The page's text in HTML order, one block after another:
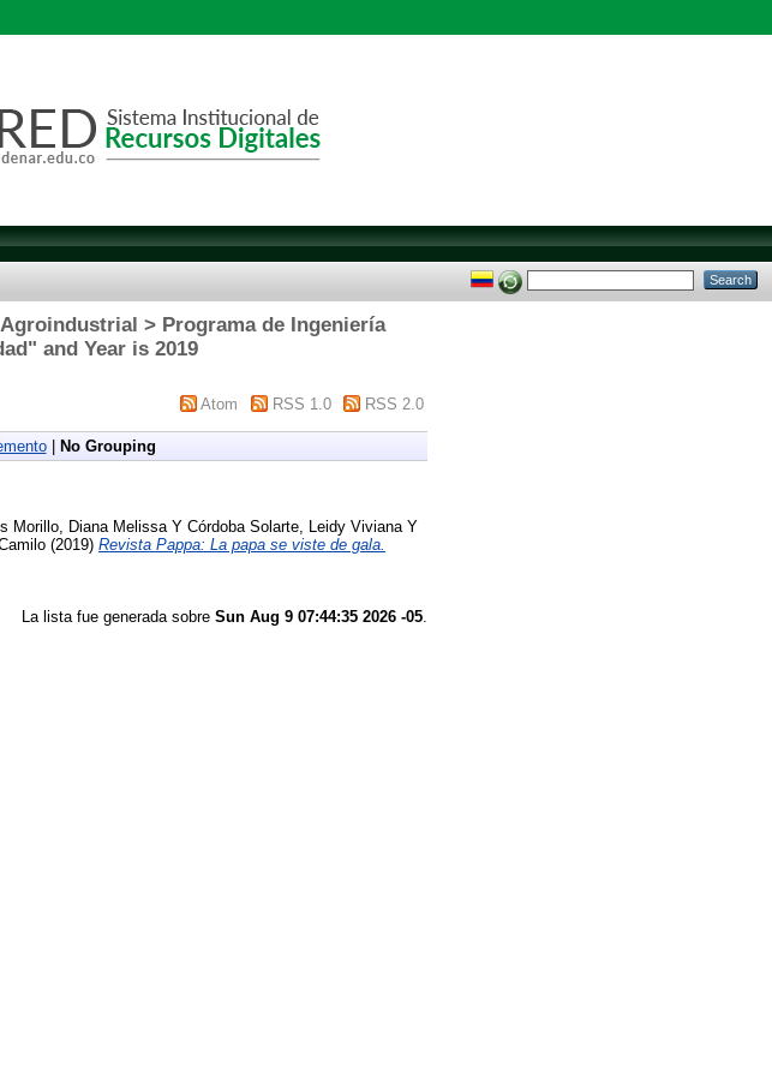
> Programa de Ingeniería
and Year is 2019
Atom RSS 1.0 RSS 2.0
| No Grouping
Morillo, Diana MelissaY Córdoba Solarte, Leidy VivianaY
(2019) Revista Pappa: La papa se viste de gala.
La lista fue generada sobre Sun Aug 9 07:44:35 2026 -05.